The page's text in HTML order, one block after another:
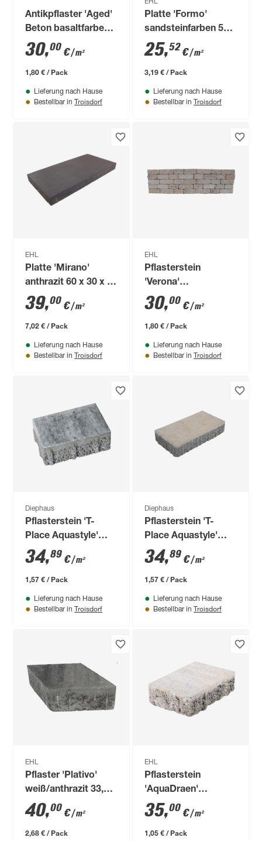
Antikpflaster 'Aged'
Beton basaltfarben
21 x 28 x 7 cm
30,00 €/ m²
1,80 € / Pack
Lieferung nach Hause
Bestellbar in Troisdorf
EHL
Platte 'Formo'
sandsteinfarben 50 x
25 x 4 cm
25,52€/ m²
3,19 € / Pack
Lieferung nach Hause
Bestellbar in Troisdorf
EHL
Platte 'Mirano'
anthrazit 60 x 30 x 5
cm
39,00 €/ m²
7,02 € / Pack
Lieferung nach Hause
Bestellbar in Troisdorf
EHL
Pflasterstein
'Verona'
muschelkalkfarben
30 x 20 x 7 cm
30,00 €/ m²
1,80 € / Pack
Lieferung nach Hause
Bestellbar in Troisdorf
Diephaus
Pflasterstein 'T-
Place Aquastyle'
Beton weiß/schwarz
30 x 15 x 6 cm
34,89 €/ m²
1,57 € / Pack
Lieferung nach Hause
Bestellbar in Troisdorf
Diephaus
Pflasterstein 'T-
Place Aquastyle'
Beton sandweiß 30 x
15 x 6 cm
34,89 €/ m²
1,57 € / Pack
Lieferung nach Hause
Bestellbar in Troisdorf
EHL
Pflaster 'Plativo'
weiß/anthrazit 33,5 x
20 x 8 cm
40,00 €/ m²
2,68 € / Pack
EHL
Pflasterstein
'AquaDraen'
cremefarben 22,5 x
15 x 6 cm
35,00 €/ m²
1,05 € / Pack